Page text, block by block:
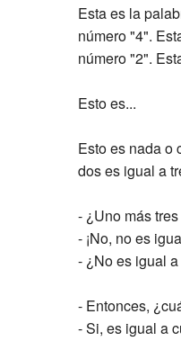
Esta es la
número "4".
número "2".
Esto es...
Esto es nada o
dos es igual a
- ¿Uno más
- ¡No, no es
- ¿No es igual
- Entonces,
- Si, es igual a